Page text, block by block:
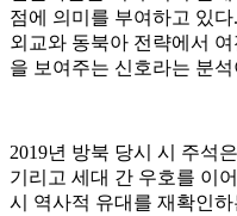
점에 의미를 부여하고 있
외교와 동북아 전략에서
을 보여주는 신호라는 분석
2019년 방북 당시 시 주석
기리고 세대 간 우호를 이
시 역사적 유대를 재확인